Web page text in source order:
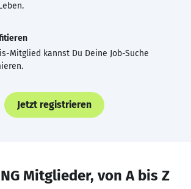
Mitglied kannst Du Deine Job-Suche
Jetzt registrieren
Mitglieder, von A bis Z